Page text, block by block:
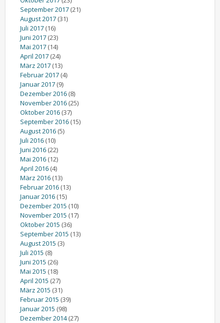
September 2017 (21)
August 2017 (31)
Juli 2017 (16)
Juni 2017 (23)
Mai 2017 (14)
April 2017 (24)
März 2017 (13)
Februar 2017 (4)
Januar 2017 (9)
Dezember 2016 (8)
November 2016 (25)
Oktober 2016 (37)
September 2016 (15)
August 2016 (5)
Juli 2016 (10)
Juni 2016 (22)
Mai 2016 (12)
April 2016 (4)
März 2016 (13)
Februar 2016 (13)
Januar 2016 (15)
Dezember 2015 (10)
November 2015 (17)
Oktober 2015 (36)
September 2015 (13)
August 2015 (3)
Juli 2015 (8)
Juni 2015 (26)
Mai 2015 (18)
April 2015 (27)
März 2015 (31)
Februar 2015 (39)
Januar 2015 (98)
Dezember 2014(27)